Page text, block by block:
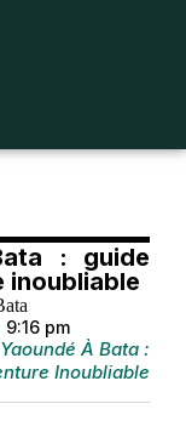
: guide
inoubliable
9:16 pm
À Bata :
Inoubliable